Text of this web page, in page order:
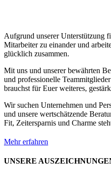
Aufgrund unserer Unterstützung
Mitarbeiter zu einander und
glücklich zusammen.
Mit uns und unserer bewährten
und professionelle
brauchst für Euer weiteres,
Wir suchen Unternehmen und
und unsere wertschätzende
Fit, Zeitersparnis und Charme
Mehr erfahren
UNSERE